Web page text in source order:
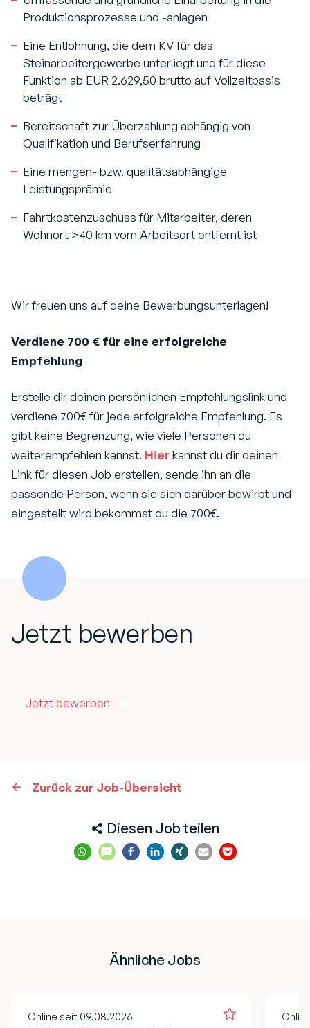
Produktionsprozesse und -anlagen
Eine Entlohnung, die dem KV für das
Steinarbeitergewerbe unterliegt und für diese
Funktion ab EUR 2.629,50 brutto auf Vollzeitbasis
beträgt
Bereitschaft zur Überzahlung abhängig von
Qualifikation und Berufserfahrung
Eine mengen- bzw. qualitätsabhängige
Leistungsprämie
Fahrtkostenzuschuss für Mitarbeiter, deren
Wohnort >40 km vom Arbeitsort entfernt ist
Wir freuen uns auf deine Bewerbungsunterlagen!
Verdiene 700 € für eine erfolgreiche
Empfehlung
Erstelle dir deinen persönlichen Empfehlungslink und
verdiene 700€ für jede erfolgreiche Empfehlung. Es
gibt keine Begrenzung, wie viele Personen du
weiterempfehlen kannst. Hierkannst du dir deinen
Link für diesen Job erstellen, sende ihn an die
passende Person, wenn sie sich darüber bewirbt und
eingestellt wird bekommst du die 700€.
Jetzt bewerben
Jetzt bewerben
Zurück zur Job-Übersicht
Diesen Job teilen
Ähnliche Jobs
Online seit 09.08.2026